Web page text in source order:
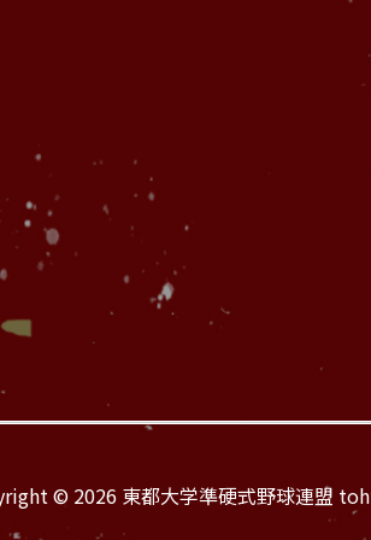
© 2026 東都大学準硬式野球連盟